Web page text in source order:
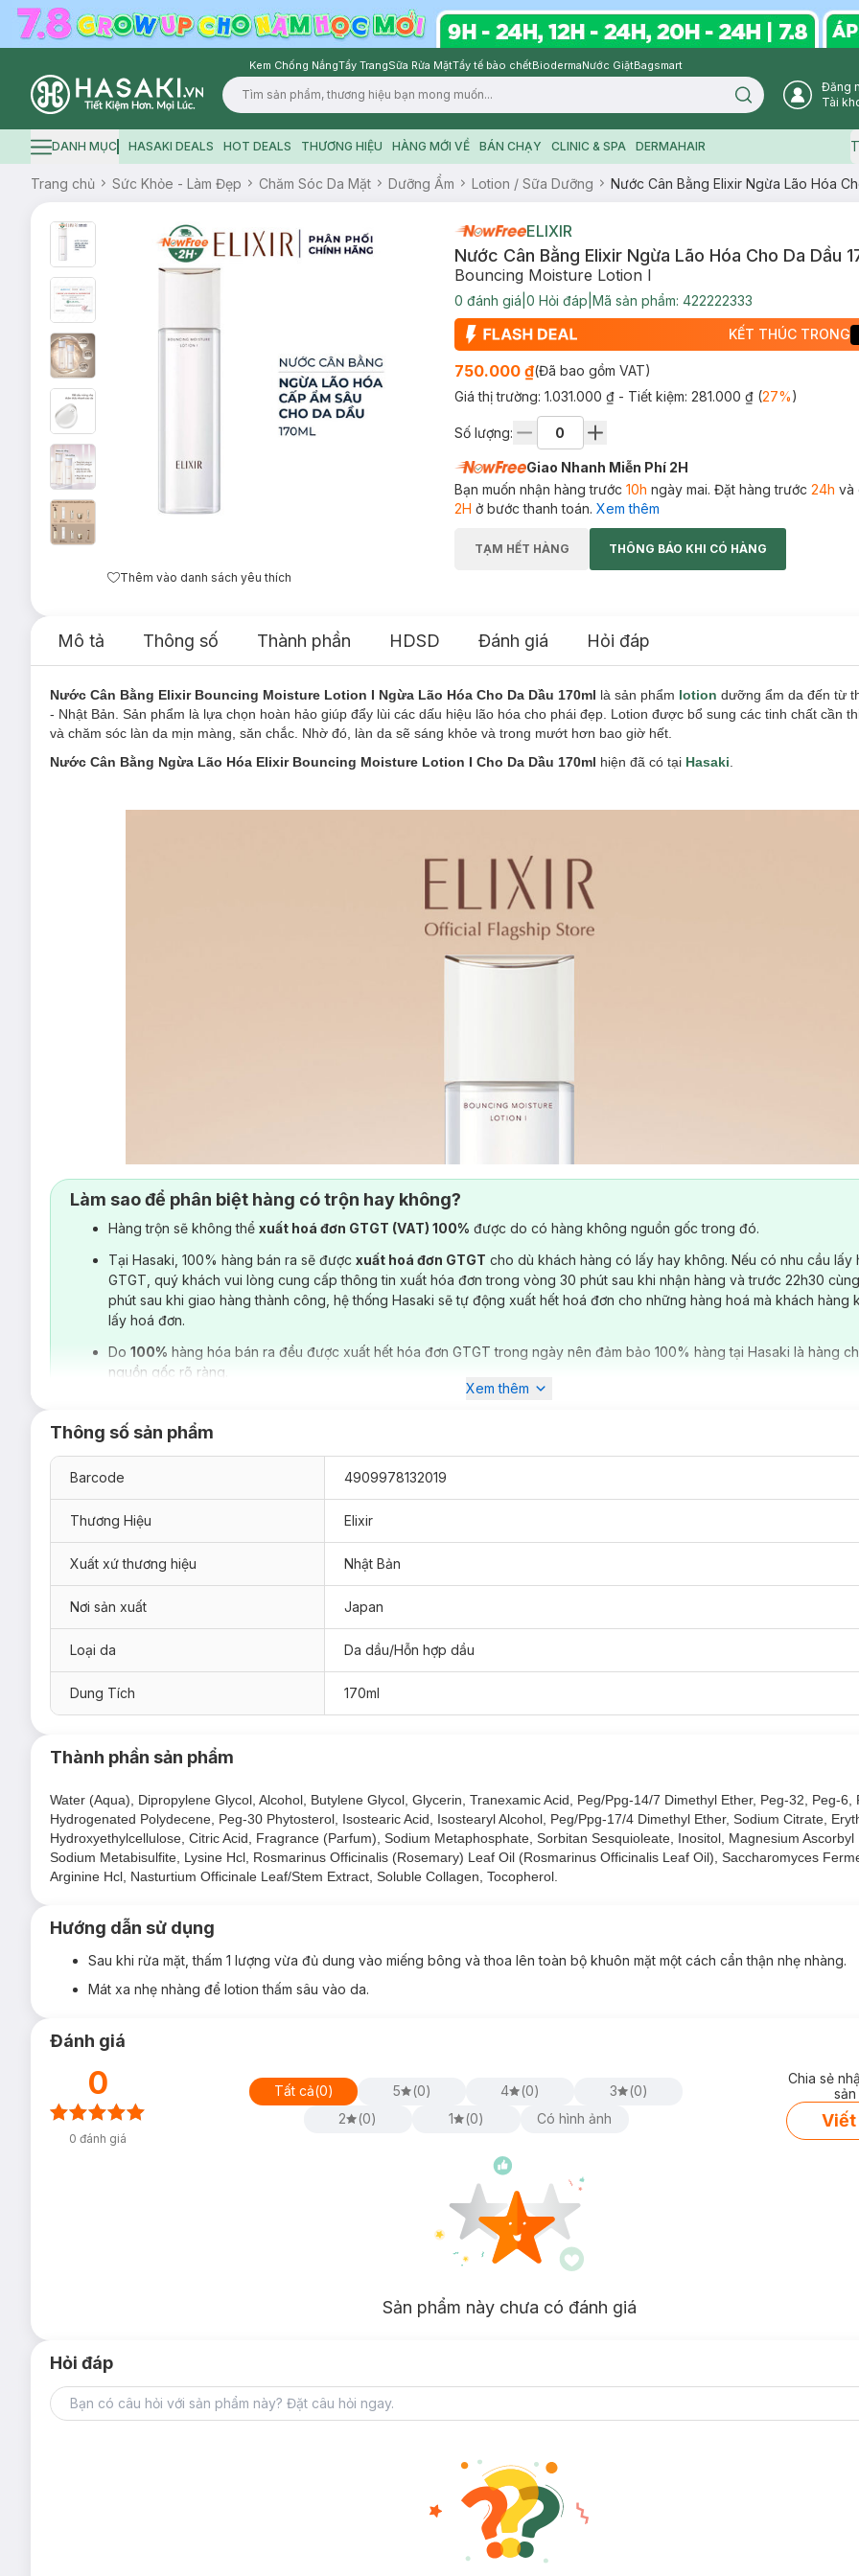
Kem Chống NắngTẩy TrangSữa Rửa MặtTẩy tế bào chếtBiodermaNước GiặtBagsmart
Logo
Search icon
Đăng
Tài
Hamburger icon
DANH MỤC HASAKI DEALS HOT DEALS THƯƠNG HIỆU HÀNG MỚI VỀ BÁN CHẠY CLINIC & SPA DERMAHAIR
Trang chủ Sức Khỏe - Làm Đẹp Chăm Sóc Da Mặt Dưỡng Ẩm Lotion / Sữa Dưỡng Nước Cân Bằng Elixir Ngừa Lão Hóa
Thêm vào danh sách yêu thích
ELIXIR
Nước Cân Bằng Elixir Ngừa Lão Hóa Cho Da Dầu
Bouncing Moisture Lotion I
0 đánh giá 0 Hỏi đáp Mã sản phẩm: 422222333
KẾT THÚC TRONG
750.000 ₫(Đã bao gồm VAT)
Giá thị trường: 1.031.000 ₫ - Tiết kiệm: 281.000 ₫(27%)
Số lượng:
Giao Nhanh Miễn Phí 2H
Bạn muốn nhận hàng trước 10h ngày mai. Đặt hàng trước 24h và
2H ở bước thanh toán. Xem thêm
TẠM HẾT HÀNG THÔNG BÁO KHI CÓ HÀNG
Mô tả Thông số Thành phần HDSD Đánh giá Hỏi đáp
Nước Cân Bằng Elixir Bouncing Moisture Lotion I Ngừa Lão Hóa Cho Da Dầu 170ml là sản phẩm lotion dưỡng ẩm da đến từ
- Nhật Bản. Sản phẩm là lựa chọn hoàn hảo giúp đẩy lùi các dấu hiệu lão hóa cho phái đẹp. Lotion được bổ sung các tinh chất cần
và chăm sóc làn da mịn màng, săn chắc. Nhờ đó, làn da sẽ sáng khỏe và trong mướt hơn bao giờ hết.
Nước Cân Bằng Ngừa Lão Hóa Elixir Bouncing Moisture Lotion I Cho Da Dầu 170ml hiện đã có tại Hasaki
Loại da phù hợp:
Dành cho làn
Da trở nên sáng khỏe và trong mướt hơn.
Lotion
với khả năng tái tạo đàn hồi độ ẩm dựa trên khoa học collagen tiên tiến nhất gia tăng độ đàn hồi mang lại làn da rạng
NGỌC TRAI mỗi ngày.
Công nghệ "chuyển hóa Collagen" không chỉ sản sinh collagen mà còn điều chỉnh quá trình suy thoái và tái tạo collagen.
Kết cấu mỏng nhẹ thẩm thấu nhanh vào da.
Làm sao để phân biệt hàng có trộn hay không?
Hàng trộn sẽ không thể xuất hoá đơn GTGT (VAT) 100% được do có hàng không nguồn gốc trong đó.
Tại Hasaki, 100% hàng bán ra sẽ được xuất hoá đơn GTGT cho dù khách hàng có lấy hay không. Nếu có nhu cầu lấy
GTGT, quý khách vui lòng cung cấp thông tin xuất hóa đơn trong vòng 30 phút sau khi nhận hàng và trước 22h30
phút sau khi giao hàng thành công, hệ thống Hasaki sẽ tự động xuất hết hoá đơn cho những hàng hoá mà khách hàng
lấy hoá đơn.
Do 100% hàng hóa bán ra đều được xuất hết hóa đơn GTGT trong ngày nên đảm bảo 100% hàng tại Hasaki là hàng
nguồn gốc rõ ràng.
Xem thêm
Thông số sản phẩm
Barcode 4909978132019
Thương Hiệu Elixir
Xuất xứ thương hiệu Nhật Bản
Nơi sản xuất Japan
Loại da Da dầu/Hỗn hợp dầu
Dung Tích 170ml
Thành phần sản phẩm
Water (Aqua), Dipropylene Glycol, Alcohol, Butylene Glycol, Glycerin, Tranexamic Acid, Peg/Ppg-14/7 Dimethyl Ether, Peg-32, Peg-6,
Hydrogenated Polydecene, Peg-30 Phytosterol, Isostearic Acid, Isostearyl Alcohol, Peg/Ppg-17/4 Dimethyl Ether, Sodium Citrate,
Hydroxyethylcellulose, Citric Acid, Fragrance (Parfum), Sodium Metaphosphate, Sorbitan Sesquioleate, Inositol, Magnesium Ascorbyl
Sodium Metabisulfite, Lysine Hcl, Rosmarinus Officinalis (Rosemary) Leaf Oil (Rosmarinus Officinalis Leaf Oil), Saccharomyces
Arginine Hcl, Nasturtium Officinale Leaf/Stem Extract, Soluble Collagen, Tocopherol.
Hướng dẫn sử dụng
Sau khi rửa mặt, thấm 1 lượng vừa đủ dung vào miếng bông và thoa lên toàn bộ khuôn mặt một cách cẩn thận nhẹ nhàng.
Mát xa nhẹ nhàng để lotion thấm sâu vào da.
Đánh giá
0
0 đánh giá
Tất cả(0) 5 (0) 4 (0) 3 (0)
2
(0) 1 (0) Có hình ảnh
Chia sẻ
Viết
Sản phẩm này chưa có đánh giá
Hỏi đáp